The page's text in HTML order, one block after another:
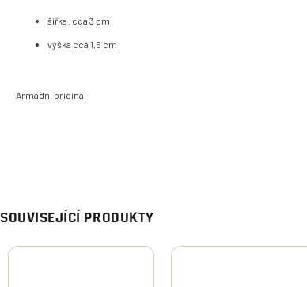
SOUVISEJÍCÍ PRODUKTY
šířka: cca 3 cm
výška cca 1,5 cm
Armádní originál